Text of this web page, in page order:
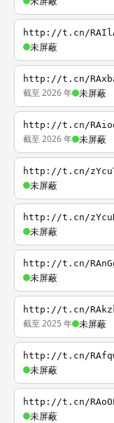
http://t.cn/
未屏蔽
http://t.cn/
截至 2026 年 未屏蔽
http://t.cn/
截至 2026 年 未屏蔽
http://t.cn/
未屏蔽
http://t.cn/
未屏蔽
http://t.cn/
未屏蔽
http://t.cn/
截至 2025 年 未屏蔽
http://t.cn/
未屏蔽
http://t.cn/
未屏蔽